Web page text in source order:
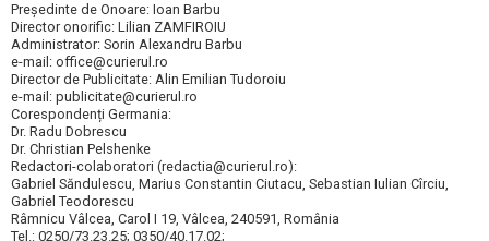
Președinte de Onoare: Ioan Barbu
Director onorific: Lilian ZAMFIROIU
Administrator: Sorin Alexandru Barbu
e-mail: office@curierul.ro
Director de Publicitate: Alin Emilian Tudoroiu
e-mail: publicitate@curierul.ro
Corespondenți Germania:
Dr. Radu Dobrescu
Dr. Christian Pelshenke
Redactori-colaboratori (redactia@curierul.ro):
Gabriel Săndulescu, Marius Constantin Ciutacu, Sebastian Iulian Cîrciu,
Gabriel Teodorescu
Râmnicu Vâlcea, Carol I 19, Vâlcea, 240591, România
Tel.: 0250/73.23.25; 0350/40.17.02;